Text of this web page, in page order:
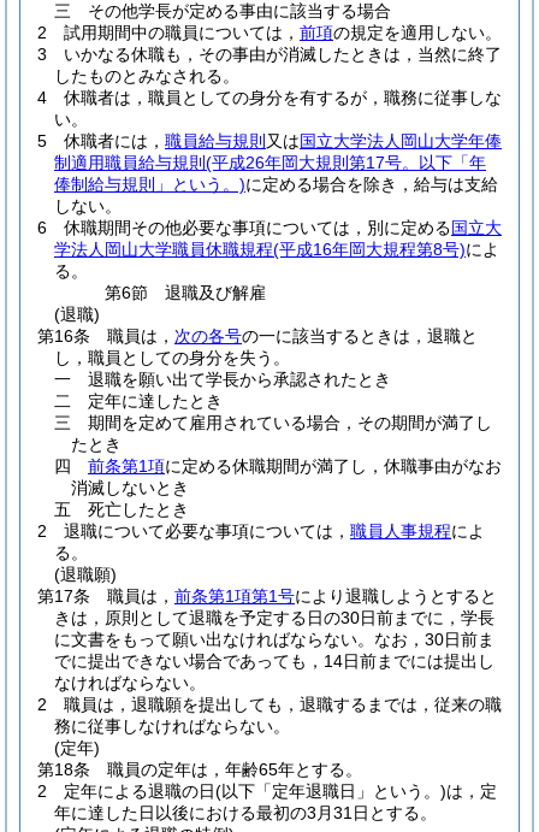
三
その他学長が定める事由に該当する場合
2
試用期間中の職員については， 前項の規定を適用しない。
3
いかなる休職も，その事由が消滅したときは，当然に終了
したものとみなされる。
4
休職者は，職員としての身分を有するが，職務に従事しな
い。
5
休職者には， 職員給与規則 又は国立大学法人岡山大学年俸
制適用職員給与規則 (平成26年岡大規則第17号。以下「年
俸制給与規則」という。)に定める場合を除き，給与は支給
しない。
6
休職期間その他必要な事項については，別に定める国立大
学法人岡山大学職員休職規程(平成16年岡大規程第8号)によ
る。
第6節
退職及び解雇
(退職)
第16条
職員は， 次の各号の一に該当するときは，退職と
し，職員としての身分を失う。
一
退職を願い出て学長から承認されたとき
二
定年に達したとき
三
期間を定めて雇用されている場合，その期間が満了し
たとき
四
前条第1項に定める休職期間が満了し，休職事由がなお
消滅しないとき
五
死亡したとき
2
退職について必要な事項については， 職員人事規程によ
る。
(退職願)
第17条
職員は， 前条第1項第1号により退職しようとすると
きは，原則として退職を予定する日の30日前までに，学長
に文書をもって願い出なければならない。 なお，30日前ま
でに提出できない場合であっても，14日前までには提出し
なければならない。
2
職員は，退職願を提出しても，退職するまでは，従来の職
務に従事しなければならない。
(定年)
第18条
職員の定年は，年齢65年とする。
2
定年による退職の日(以下「定年退職日」という。)は，定
年に達した日以後における最初の3月31日とする。